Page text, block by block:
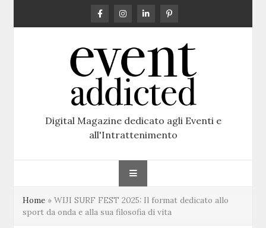
Digital Magazine dedicato agli Eventi e
all'Intrattenimento
Home »WIJI SURF FEST 2025: Il format dedicato allo
sport da onda e alla sua filosofia di vita